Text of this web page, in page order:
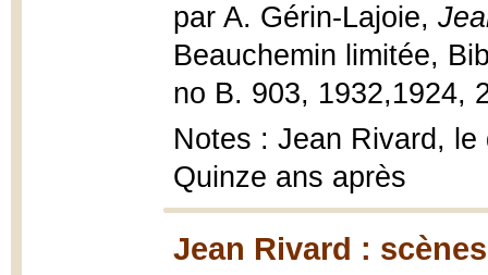
par A. Gérin-Lajoie,
Beauchemin limitée,
no B. 903, 1932,1924,
Notes : Jean Rivard,
Quinze ans après
Jean Rivard :